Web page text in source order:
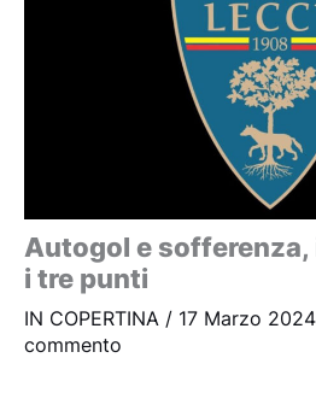
Autogol e sofferenza,
i tre punti
IN COPERTINA / 17 Marzo 2024
commento